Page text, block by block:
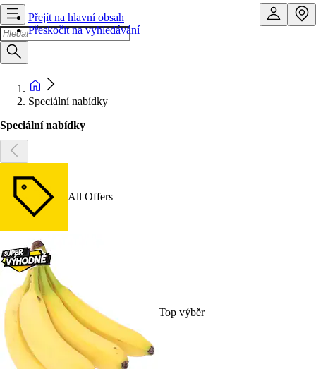
Přejít na hlavní obsah
Přeskočit na vyhledávání
Speciální nabídky
Speciální nabídky
All Offers
Top výběr